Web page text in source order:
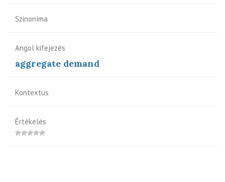
Szinoníma
Angol kifejezés
aggregate demand
Kontextus
Értékelés